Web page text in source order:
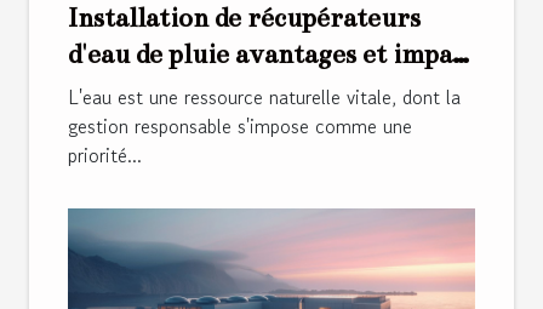
Installation de récupérateurs
d'eau de pluie avantages et impact
sur votre facture énergétique
L'eau est une ressource naturelle vitale, dont la
gestion responsable s'impose comme une
priorité...